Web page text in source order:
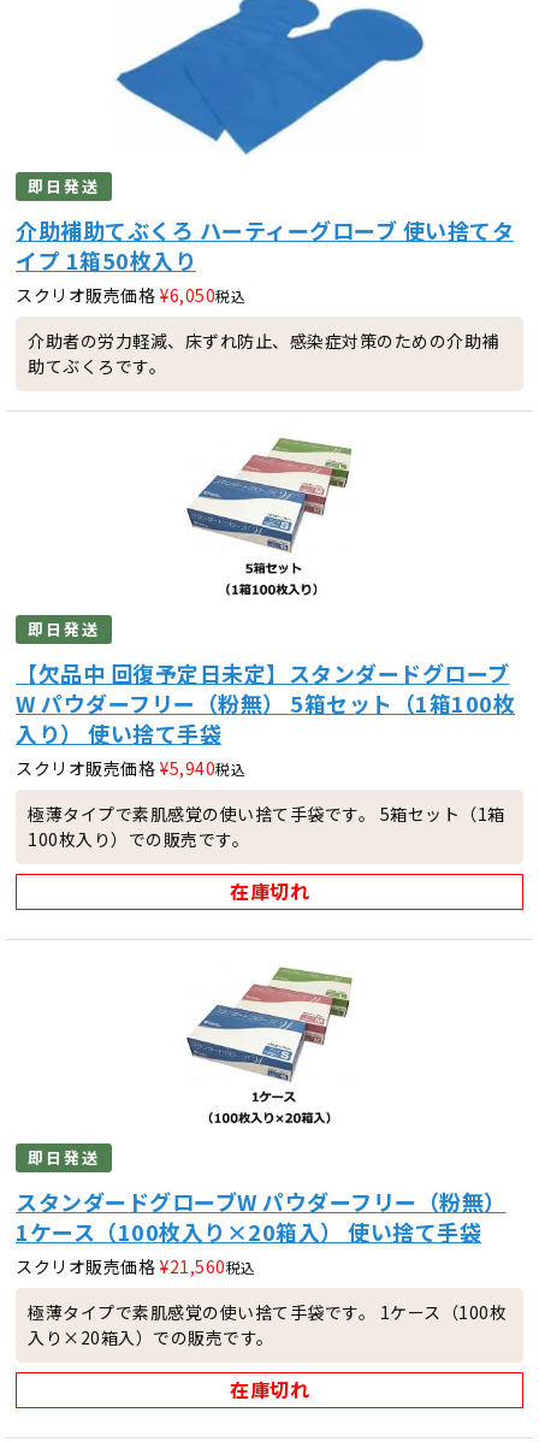
即日発送
介助補助てぶくろ ハーティーグローブ 使い捨てタ
イプ 1箱50枚入り
スクリオ販売価格 ¥6,050税込
介助者の労力軽減、床ずれ防止、感染症対策のための介助補
助てぶくろです。
即日発送
【欠品中 回復予定日未定】スタンダードグローブ
W パウダーフリー（粉無） 5箱セット（1箱100枚
入り） 使い捨て手袋
スクリオ販売価格 ¥5,940税込
極薄タイプで素肌感覚の使い捨て手袋です。 5箱セット（1箱
100枚入り）での販売です。
在庫切れ
即日発送
スタンダードグローブW パウダーフリー（粉無）
1ケース（100枚入り×20箱入） 使い捨て手袋
スクリオ販売価格 ¥21,560税込
極薄タイプで素肌感覚の使い捨て手袋です。 1ケース（100枚
入り×20箱入）での販売です。
在庫切れ